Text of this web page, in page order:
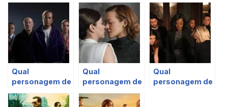
Qual
personagem de
Better Call Saul
você é?
Qual
personagem de
The Girlfriend
Experience
Qual
personagem de